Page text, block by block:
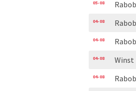
05-08
04-08
04-08
04-08 Winst
04-08